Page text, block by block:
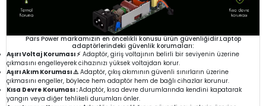
Pars Power markamızın en öncelikli konusu ürün güvenliğidir.Laptop
adaptörlerindeki güvenlik korumaları:
Aşırı Voltaj Koruması ⚡ Adaptör, giriş voltajının belirli bir seviyenin üzerine
çıkmasını engelleyerek cihazınızı yüksek voltajdan korur.
Aşırı Akım Koruması ⚠️Adaptör, çıkış akımının güvenli sınırların üzerine
çıkmasını engeller, böylece hem adaptör hem de bağlı cihazlar korunur.
Kısa Devre Koruması :Adaptör, kısa devre durumlarında kendini kapatarak
yangın veya diğer tehlikeli durumları önler.